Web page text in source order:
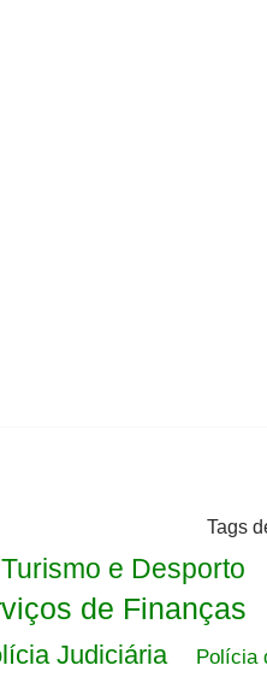
Tags
Turismo e Desporto
de Finanças
Judiciária Polícia